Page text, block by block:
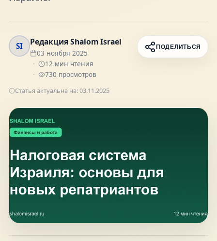
SI Редакция Shalom Israel
03 ноября 2025
12 мин чтения
730 просмотров
ПОДЕЛИТЬСЯ
Статья актуальна на:03.11.2025